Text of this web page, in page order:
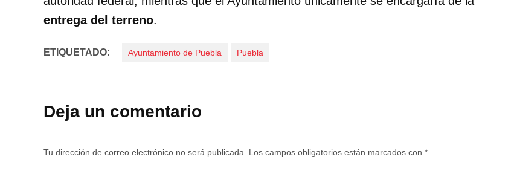
entrega del terreno.
ETIQUETADO: Ayuntamiento de Puebla Puebla
Deja un comentario
Tu dirección de correo electrónico no será publicada. Los campos obligatorios están marcados con *